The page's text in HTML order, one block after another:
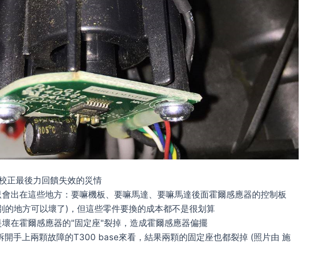
正最後力回饋失效的災情
出在這些地方：要嘛機板、要嘛馬達、要嘛馬達後面霍爾感應器的控制板
的地方可以壞了)，但這些零件要換的成本都不是很划算
在霍爾感應器的"固定座"裂掉，造成霍爾感應器偏擺
開手上兩顆故障的T300 base來看，結果兩顆的固定座也都裂掉 (照片由 施